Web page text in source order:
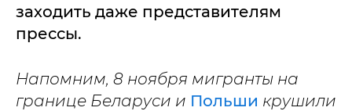
заходить даже представителям
прессы.
Напомним, 8 ноября мигранты на
границе Беларуси и Польши крушили